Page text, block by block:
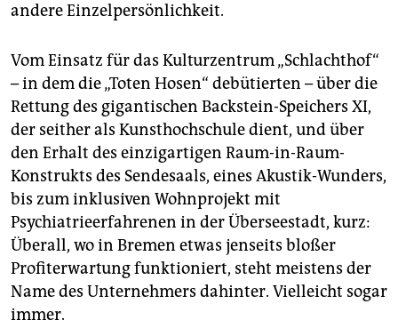
andere Einzelpersönlichkeit.
Vom Einsatz für das Kulturzentrum „Schlachthof“
– in dem die „Toten Hosen“ debütierten – über die
Rettung des gigantischen Backstein-Speichers XI,
der seither als Kunsthochschule dient, und über
den Erhalt des einzigartigen Raum-in-Raum-
Konstrukts des Sendesaals, eines Akustik-Wunders,
bis zum inklusiven Wohnprojekt mit
Psychiatrieerfahrenen in der Überseestadt, kurz:
Überall, wo in Bremen etwas jenseits bloßer
Profiterwartung funktioniert, steht meistens der
Name des Unternehmers dahinter. Vielleicht sogar
immer.